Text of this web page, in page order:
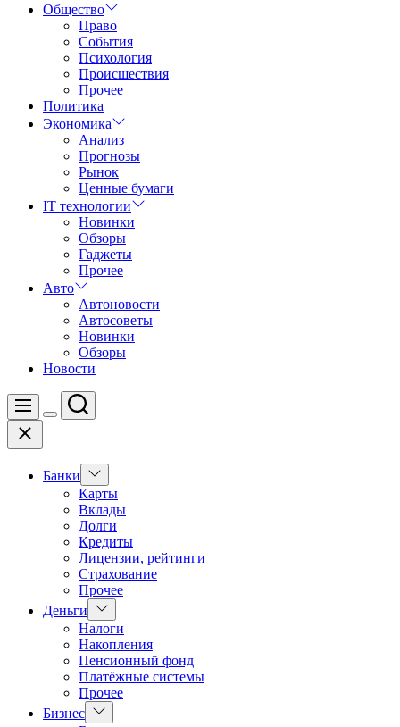
Общество
Право
События
Психология
Происшествия
Прочее
Политика
Экономика
Анализ
Прогнозы
Рынок
Ценные бумаги
IT технологии
Новинки
Обзоры
Гаджеты
Прочее
Авто
Автоновости
Автосоветы
Новинки
Обзоры
Новости
Меню
Цвет
Поиск
Закрыть
Банки
Показать
подменю
Карты
Вклады
Долги
Кредиты
Лицензии, рейтинги
Страхование
Прочее
Деньги
Показать
подменю
Налоги
Накопления
Пенсионный фонд
Платёжные системы
Прочее
Бизнес Показать
подменю